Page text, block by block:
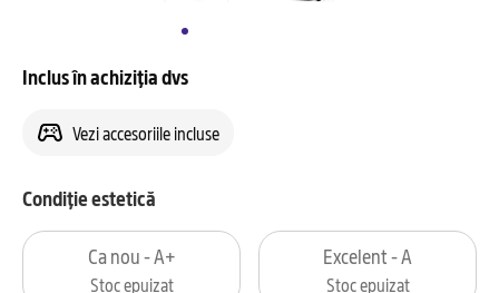
Inclus în achiziția dvs
Vezi accesoriile incluse
Condiție estetică
Ca nou - A+
Stoc epuizat
Excelent - A
Stoc epuizat